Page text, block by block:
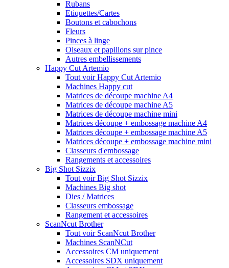
Rubans
Etiquettes/Cartes
Boutons et cabochons
Fleurs
Pinces à linge
Oiseaux et papillons sur pince
Autres embellissements
Happy Cut Artemio
Tout voir Happy Cut Artemio
Machines Happy cut
Matrices de découpe machine A4
Matrices de découpe machine A5
Matrices de découpe machine mini
Matrices découpe + embossage machine A4
Matrices découpe + embossage machine A5
Matrices découpe + embossage machine mini
Classeurs d'embossage
Rangements et accessoires
Big Shot Sizzix
Tout voir Big Shot Sizzix
Machines Big shot
Dies / Matrices
Classeurs embossage
Rangement et accessoires
ScanNcut Brother
Tout voir ScanNcut Brother
Machines ScanNCut
Accessoires CM uniquement
Accessoires SDX uniquement